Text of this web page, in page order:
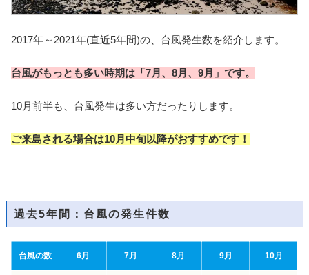
2017年～2021年(直近5年間)の、台風発生数を紹介します。
台風がもっとも多い時期は「7月、8月、9月」です。
10月前半も、台風発生は多い方だったりします。
ご来島される場合は10月中旬以降がおすすめです！
過去5年間：台風の発生件数
台風の数 6月 7月 8月 9月 10月